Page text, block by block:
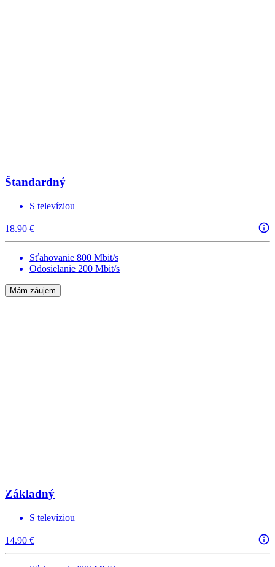
Štandardný
S televíziou
18.90 €
Sťahovanie 800 Mbit/s
Odosielanie 200 Mbit/s
Mám záujem
Základný
S televíziou
14.90 €